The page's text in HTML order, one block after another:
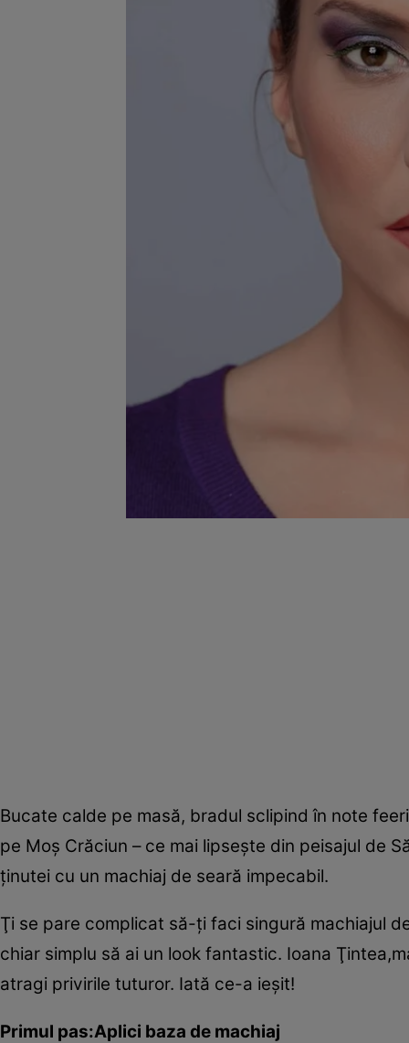
Bucate calde pe masă, bradul sclipind în note
pe Moş Crăciun – ce mai lipseşte din peisajul de
ţinutei cu un machiaj de seară impecabil.
Ţi se pare complicat să-ţi faci singură machiajul
chiar simplu să ai un look fantastic. Ioana
atragi privirile tuturor. Iată ce-a ieşit!
Primul pas:Aplici baza de machiaj